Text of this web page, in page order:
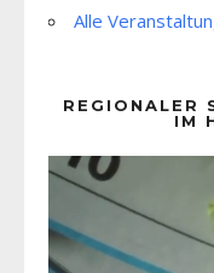
Alle
REGIONALER
IM